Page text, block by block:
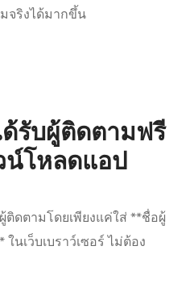
จริงได้มากขึ้น
ด้รับผู้ติดตามฟรี
น์โหลดแอป
ติดตามโดยเพียงแค่ใส่ **ชื่อผู้
นเว็บเบราว์เซอร์ ไม่ต้อง